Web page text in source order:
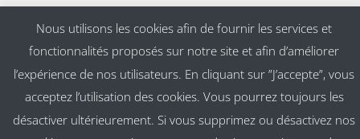
© Copyright 2026 - AVA 83 - Réalisation : taikA |
Agence Web &
Communication Digitale à Toulon|Mentions Légales|Politique de
Nous utilisons les cookies afin de fournir les services et
fonctionnalités proposés sur notre site et afin d’améliorer
l’expérience de nos utilisateurs. En cliquant sur ”J’accepte”, vous
acceptez l’utilisation des cookies. Vous pourrez toujours les
désactiver ultérieurement. Si vous supprimez ou désactivez nos